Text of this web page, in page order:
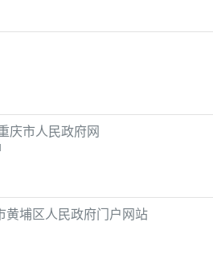
庆市人民政府网
黄埔区人民政府门户网站